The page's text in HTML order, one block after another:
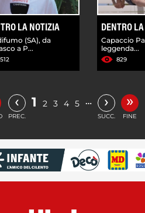
LA NOTIZIA
(SA), da
a P...
512
DENTRO
Capaccio
leggenda...
829
‹
PREC.
1 2 3 4 5 … ›
SUCC.
»
FINE